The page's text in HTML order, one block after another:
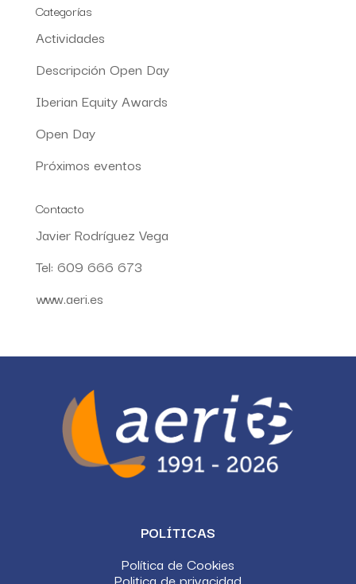
Categorías
Actividades
Descripción Open Day
Iberian Equity Awards
Open Day
Próximos eventos
Contacto
Javier Rodríguez Vega
Tel: 609 666 673
www.aeri.es
POLÍTICAS
Política de Cookies
Politica de privacidad